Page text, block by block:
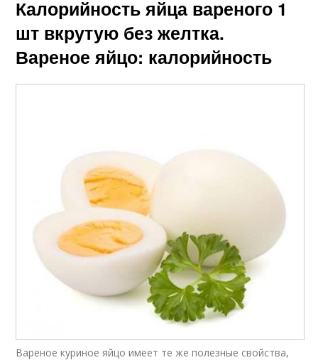
Калорийность яйца вареного 1
шт вкрутую без желтка.
Вареное яйцо: калорийность
Вареное куриное яйцо имеет те же полезные свойства,